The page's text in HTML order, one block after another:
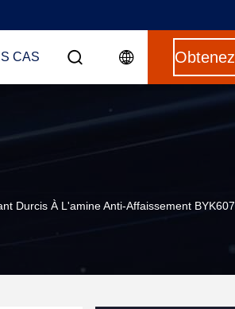
CAS
Durcis À L'amine Anti-Affaissement BYK607